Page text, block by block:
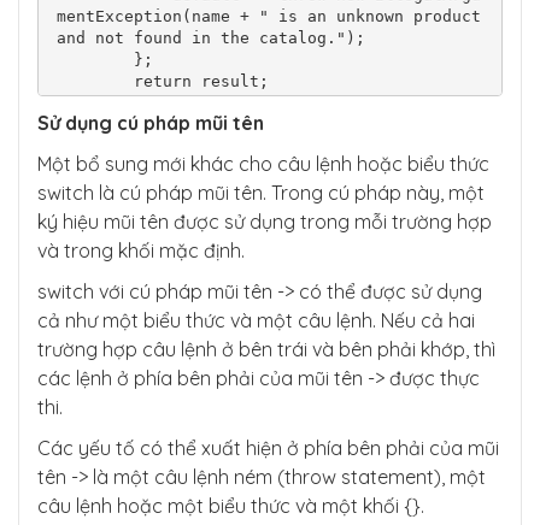
mentException(name + " is an unknown product
and not found in the catalog.");
    }
}
Sử dụng cú pháp mũi tên
Một bổ sung mới khác cho câu lệnh hoặc biểu thức
switch là cú pháp mũi tên. Trong cú pháp này, một
ký hiệu mũi tên được sử dụng trong mỗi trường hợp
và trong khối mặc định.
switch với cú pháp mũi tên -> có thể được sử dụng
cả như một biểu thức và một câu lệnh. Nếu cả hai
trường hợp câu lệnh ở bên trái và bên phải khớp, thì
các lệnh ở phía bên phải của mũi tên -> được thực
thi.
Các yếu tố có thể xuất hiện ở phía bên phải của mũi
tên -> là một câu lệnh ném (throw statement), một
câu lệnh hoặc một biểu thức và một khối {}.